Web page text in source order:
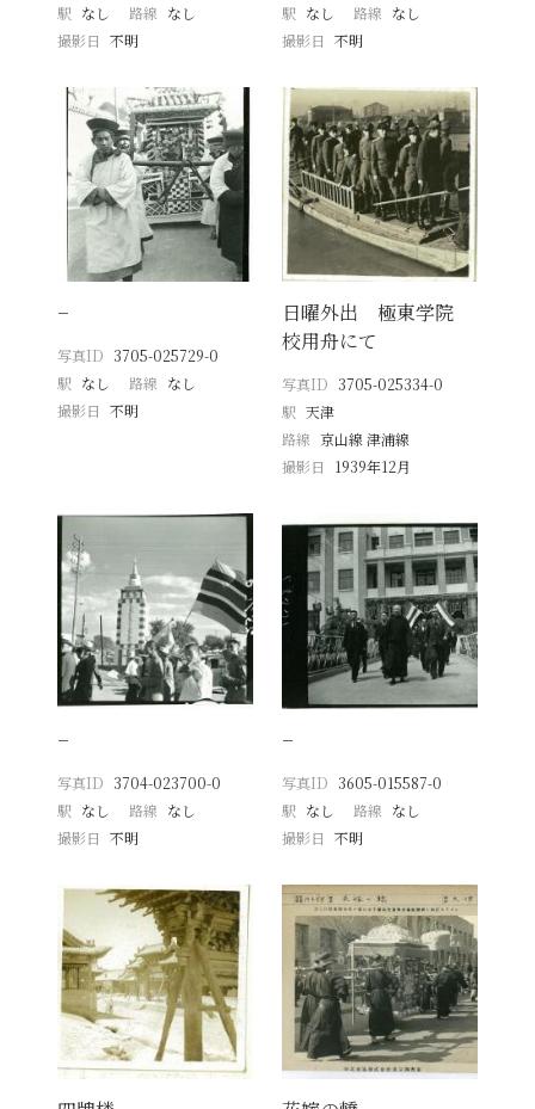
駅 なし 路線 なし
撮影日
不明
駅 なし 路線 なし
撮影日 不明
−
写真ID 3705-025729-0
駅 なし 路線 なし
撮影日
不明
日曜外出 極東学院
校用舟にて
写真ID 3705-025334-0
駅 天津
路線 京山線 津浦線
撮影日
1939年12月
−
写真ID 3704-023700-0
駅 なし 路線 なし
撮影日
不明
−
写真ID 3605-015587-0
駅 なし 路線 なし
撮影日 不明